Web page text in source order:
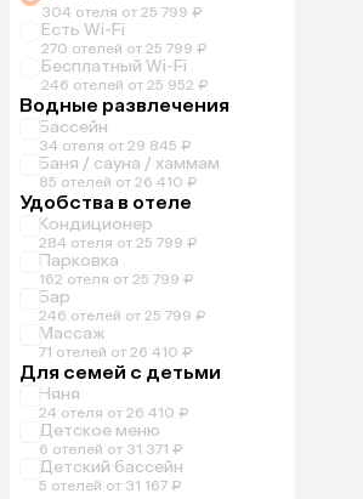
304 отеля от 25 799 ₽
Есть Wi-Fi
270 отелей от 25 799 ₽
Бесплатный Wi-Fi
246 отелей от 25 952 ₽
Водные развлечения
Бассейн
34 отеля от 29 845 ₽
Баня / сауна / хаммам
85 отелей от 26 410 ₽
Удобства в отеле
Кондиционер
284 отеля от 25 799 ₽
Парковка
162 отеля от 25 799 ₽
Бар
246 отелей от 25 799 ₽
Массаж
71 отелей от 26 410 ₽
Для семей с детьми
Няня
24 отеля от 26 410 ₽
Детское меню
6 отелей от 31 371 ₽
Детский бассейн
5 отелей от 31 167 ₽